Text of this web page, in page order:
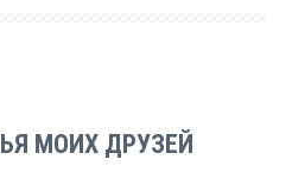
МОИХ ДРУЗЕЙ